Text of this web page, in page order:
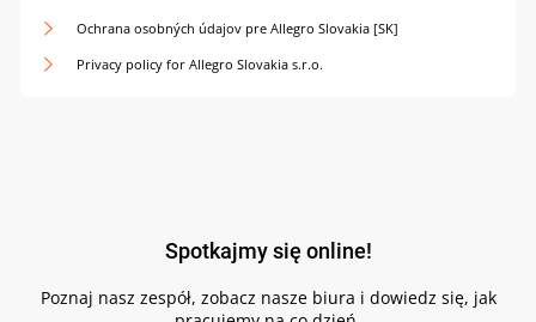
Ochrana osobných údajov pre Allegro Slovakia [SK]
Privacy policy for Allegro Slovakia s.r.o.
Spotkajmy się online!
Poznaj nasz zespół, zobacz nasze biura i dowiedz się, jak